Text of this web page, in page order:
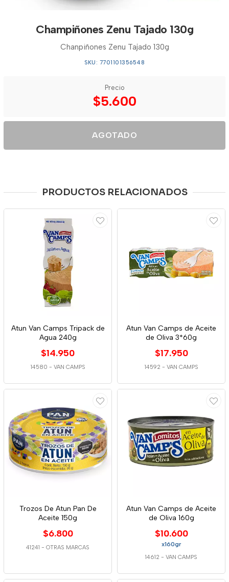
Champiñones Zenu Tajado 130g
Chanpiñones Zenu Tajado 130g
SKU: 7701101356548
Precio
$5.600
AGOTADO
PRODUCTOS RELACIONADOS
Atun Van Camps Tripack de
Agua 240g
$14.950
14580 - VAN CAMPS
Atun Van Camps de Aceite
de Oliva 3*60g
$17.950
14592 - VAN CAMPS
Trozos De Atun Pan De
Aceite 150g
$6.800
41241 - OTRAS MARCAS
Atun Van Camps de Aceite
de Oliva 160g
$10.600
x160gr
14612 - VAN CAMPS